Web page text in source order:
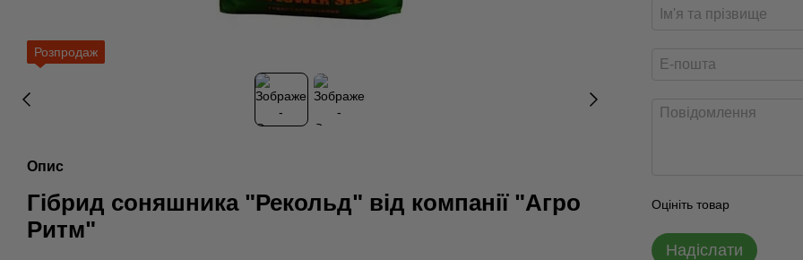
Розпродаж
Опис
Гібрид соняшника "Рекольд" від компанії "Агро
Ритм"
Оцініть товар
Надіслати